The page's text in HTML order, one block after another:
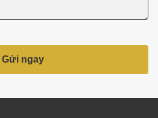
Gửi ngay